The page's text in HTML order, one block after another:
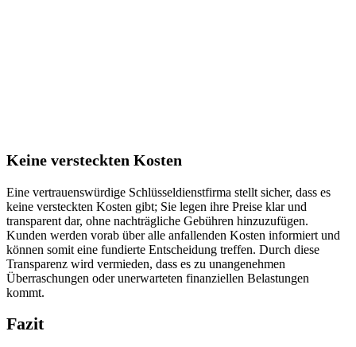
Keine versteckten Kosten
Eine vertrauenswürdige Schlüsseldienstfirma stellt sicher, dass es
keine versteckten Kosten gibt; Sie legen ihre Preise klar und
transparent dar, ohne nachträgliche Gebühren hinzuzufügen.​
Kunden werden vorab über alle anfallenden Kosten informiert und
können somit eine fundierte Entscheidung treffen. Durch diese
Transparenz wird vermieden, dass es zu unangenehmen
Überraschungen oder unerwarteten finanziellen Belastungen
kommt.
Fazit